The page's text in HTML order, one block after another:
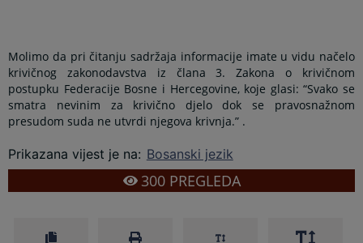
Molimo da pri čitanju sadržaja informacije imate u vidu načelo
krivičnog zakonodavstva iz člana 3. Zakona o krivičnom
postupku Federacije Bosne i Hercegovine, koje glasi: “Svako se
smatra nevinim za krivično djelo dok se pravosnažnom
presudom suda ne utvrdi njegova krivnja.” .
Prikazana vijest je na: Bosanski jezik
300PREGLEDA